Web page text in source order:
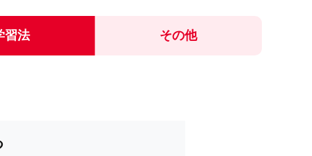
習法 その他